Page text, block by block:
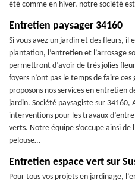
été comme en hiver, notre société
Entretien paysager 34160
Si vous avez un jardin et des fleurs, il
plantation, l’entretien et l’arrosage
permettront d’avoir de très jolies
foyers n’ont pas le temps de faire ces
proposons nos services en entretien
jardin. Société paysagiste sur 34160,
interventions pour les travaux
verts. Notre équipe s’occupe ainsi
pelouse…
Entretien espace vert sur
Pour tous vos projets en jardinage,